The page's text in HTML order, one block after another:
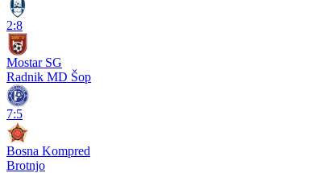
2:8
Mostar SG
Radnik MD Šop
7:5
Bosna Kompred
Brotnjo